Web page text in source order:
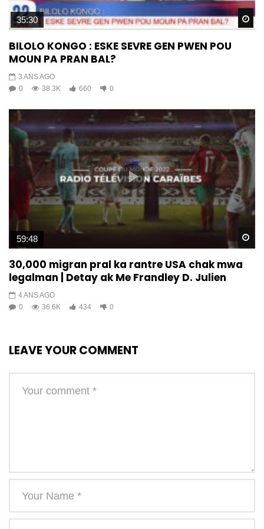
35:30
BILOLO KONGO : ESKE SEVRE GEN PWEN POU
MOUN PA PRAN BAL?
3 ANS AGO
0
38.3K 660 0
59:48
30,000 migran pral ka rantre USA chak mwa
legalman | Detay ak Me Frandley D. Julien
4 ANS AGO
0
36.6K 434 0
LEAVE YOUR COMMENT